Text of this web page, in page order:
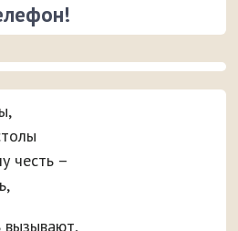
честь –
вызывают,